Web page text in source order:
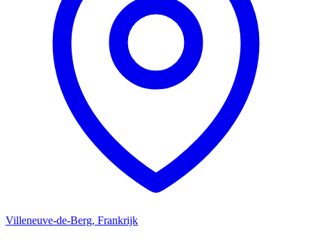
Villeneuve-de-Berg, Frankrijk